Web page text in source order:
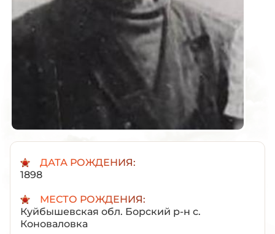
ДАТА РОЖДЕНИЯ:
1898
МЕСТО РОЖДЕНИЯ:
Куйбышевская обл. Борский р-н с.
Коноваловка